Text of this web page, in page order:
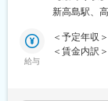
30～40代中
を期待しま
■具体的な業
・自動車も
出荷対応）
・自動車も
新高島駅、
給与
＜予定年収
＜賃金内訳